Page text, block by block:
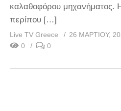
καλαθοφόρου μηχανήματος.
περίπου […]
Live TV Greece
26 ΜΑΡΤΊΟΥ,
0
0